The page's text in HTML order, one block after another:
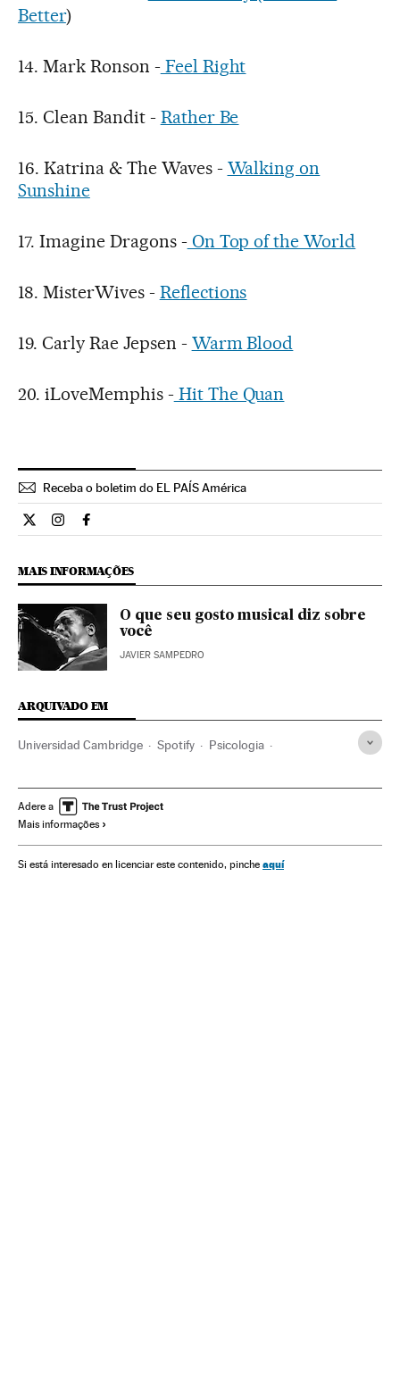
Better)
14. Mark Ronson -Feel Right
15. Clean Bandit - Rather Be
16. Katrina & The Waves - Walking on
Sunshine
17. Imagine Dragons -On Top of the World
18. MisterWives - Reflections
19. Carly Rae Jepsen - Warm Blood
20. iLoveMemphis -Hit The Quan
Receba o boletim do EL PAÍS América
Estilo El País Brasil en Twitter
Estilo El País Brasil en Instagram
Estilo El País Brasil en Facebook
MAIS INFORMAÇÕES
O que seu gosto musical diz sobre
você
JAVIER SAMPEDRO
ARQUIVADO EM
Universidad Cambridge Spotify Psicologia
Cultura Ciência Sociedade
Internet
Adere a
Mais informações
Si está interesado en licenciar este contenido, pinche aquí